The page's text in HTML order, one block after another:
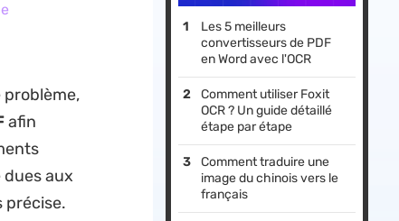
problème,
afin
aux
précise.
Les 5 meilleurs
convertisseurs de PDF
en Word avec l'OCR
Comment utiliser Foxit
OCR ? Un guide détaillé
étape par étape
Comment traduire une
image du chinois vers le
français